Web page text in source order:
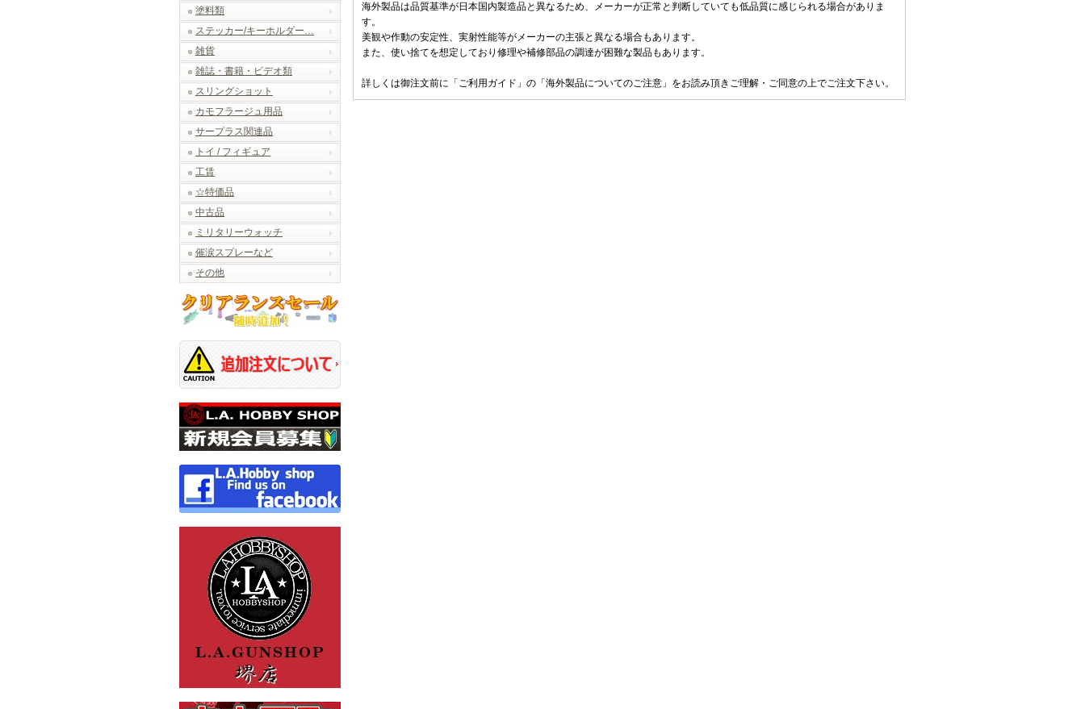
塗料類
ステッカー/キーホルダー…
雑貨
雑誌・書籍・ビデオ類
スリングショット
カモフラージュ用品
サープラス関連品
トイ / フィギュア
工賃
☆特価品
中古品
ミリタリーウォッチ
催涙スプレーなど
その他
海外製品は品質基準が日本国内製造品と異なるため、メーカーが正常と判断していても低品質に感じられる場合がありま
す。
美観や作動の安定性、実射性能等がメーカーの主張と異なる場合もあります。
また、使い捨てを想定しており修理や補修部品の調達が困難な製品もあります。
詳しくは御注文前に「ご利用ガイド」の「海外製品についてのご注意」をお読み頂きご理解・ご同意の上でご注文下さい。